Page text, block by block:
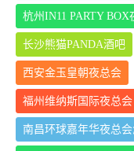
杭州IN11 PARTY BOX
长沙熊猫PANDA酒吧
西安金玉皇朝夜总会
福州维纳斯国际夜总会
南昌环球嘉年华夜总